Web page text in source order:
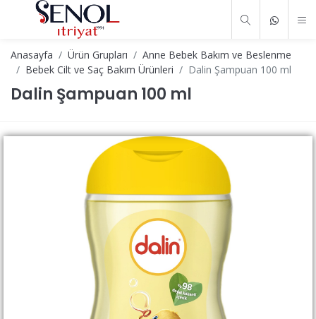
Anasayfa Ürün Grupları
Anne Bebek Bakım ve Beslenme
Bebek Cilt ve Saç Bakım Ürünleri
Dalin Şampuan 100 ml
Dalin Şampuan 100 ml